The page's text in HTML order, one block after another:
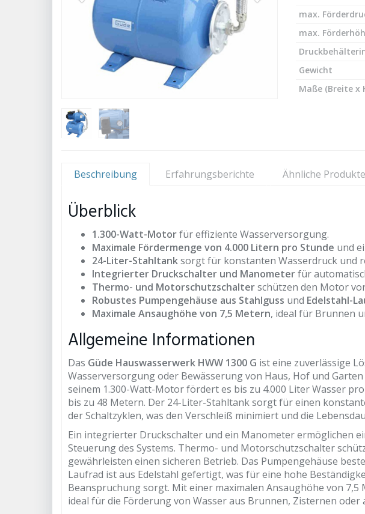
max.
max.
Gewicht
Maße (Breite x
Beschreibung Erfahrungsberichte Ähnliche Produkte
Überblick
1.300-Watt-Motorfür effiziente Wasserversorgung.
Maximale Fördermenge von 4.000 Litern pro Stunde und
24-Liter-Stahltanksorgt für konstanten Wasserdruck und
Integrierter Druckschalter und Manometerfür
Thermo- und Motorschutzschalterschützen den Motor
Robustes Pumpengehäuse aus Stahlguss und Edelstahl-
Maximale Ansaughöhe von 7,5 Metern, ideal für Brunnen
Allgemeine Informationen
Das Güde Hauswasserwerk HWW 1300 G ist eine zuverlässige
Wasserversorgung oder Bewässerung von Haus, Hof und
seinem 1.300-Watt-Motor fördert es bis zu 4.000 Liter Wasser
bis zu 48 Metern. Der 24-Liter-Stahltank sorgt für einen
der Schaltzyklen, was den Verschleiß minimiert und die
Ein integrierter Druckschalter und ein Manometer ermöglichen
Steuerung des Systems. Thermo- und Motorschutzschalter
gewährleisten einen sicheren Betrieb. Das Pumpengehäuse
Laufrad ist aus Edelstahl gefertigt, was für eine hohe
Beanspruchung sorgt. Mit einer maximalen Ansaughöhe von
ideal für die Förderung von Wasser aus Brunnen, Zisternen oder